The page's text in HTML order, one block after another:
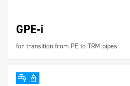
GPE-i
for transition from PE to TRM pipes